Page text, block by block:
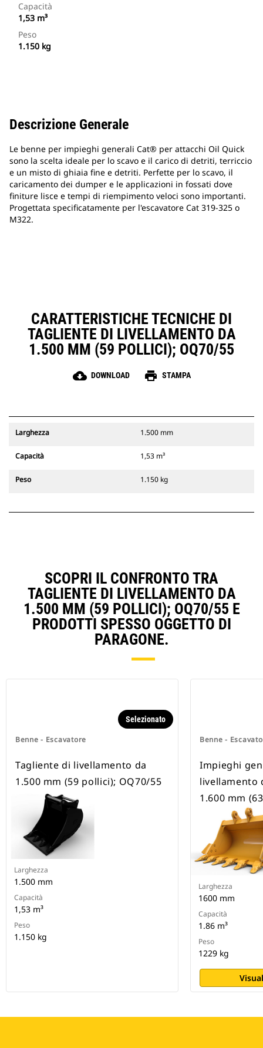
Capacità
1,53 m³
Peso
1.150 kg
Descrizione Generale
Le benne per impieghi generali Cat® per attacchi Oil Quick
sono la scelta ideale per lo scavo e il carico di detriti, terriccio
e un misto di ghiaia fine e detriti. Perfette per lo scavo, il
caricamento dei dumper e le applicazioni in fossati dove
finiture lisce e tempi di riempimento veloci sono importanti.
Progettata specificatamente per l'escavatore Cat 319-325 o
M322.
CARATTERISTICHE TECNICHE DI
TAGLIENTE DI LIVELLAMENTO DA
1.500 MM (59 POLLICI); OQ70/55
cloud_download DOWNLOAD print STAMPA
Larghezza 1.500 mm
Capacità 1,53 m³
Peso 1.150 kg
SCOPRI IL CONFRONTO TRA
TAGLIENTE DI LIVELLAMENTO DA
1.500 MM (59 POLLICI); OQ70/55 E
PRODOTTI SPESSO OGGETTO DI
PARAGONE.
Benne - Escavatore
Selezionato
Tagliente di livellamento da
1.500 mm (59 pollici); OQ70/55
Larghezza
1.500 mm
Capacità
1,53 m³
Peso
1.150 kg
Benne -
Impieghi
livellamento
1.600 mm
Larghezza
1600 mm
Capacità
1.86 m³
Peso
1229 kg